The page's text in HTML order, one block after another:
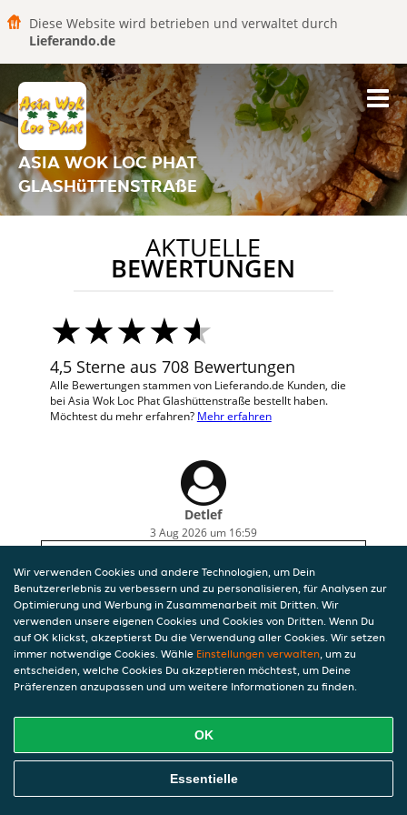
Diese Website wird betrieben und verwaltet durch
Lieferando.de
ASIA WOK LOC PHAT
GLASHüTTENSTRAßE
AKTUELLE
BEWERTUNGEN
4,5 Sterne aus 708 Bewertungen
Alle Bewertungen stammen von Lieferando.de Kunden, die
bei Asia Wok Loc Phat Glashüttenstraße bestellt haben.
Möchtest du mehr erfahren? Mehr erfahren
Detlef
3 Aug 2026 um 16:59
Essen ( Rinderstreifen mit gebraten. Nudeln) war
sehr lecker. Aber leider war die Wartezeit viel zu
lang. Wir haben ab Bestellung 2 Std. gewartet. Ich
hoffe dass dieses eine Ausnahme war.
Wir verwenden Cookies und andere Technologien, um Dein
Benutzererlebnis zu verbessern und zu personalisieren, für Analysen zur
Optimierung und Werbung in Zusammenarbeit mit Dritten. Wir
verwenden unsere eigenen Cookies und Cookies von Dritten. Wenn Du
auf OK klickst, akzeptierst Du die Verwendung aller Cookies. Wir setzen
immer notwendige Cookies. Wähle Einstellungen verwalten, um zu
entscheiden, welche Cookies Du akzeptieren möchtest, um Deine
Präferenzen anzupassen und um weitere Informationen zu finden.
OK
Essentielle